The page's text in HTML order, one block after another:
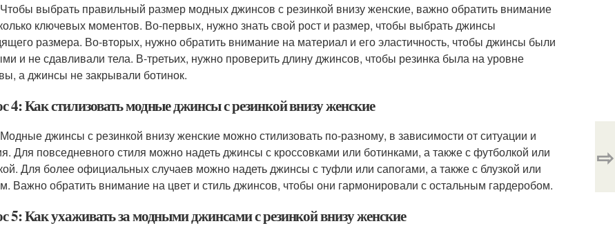
выбрать правильный размер модных джинсов с резинкой внизу женские, важно обратить внимание
ключевых моментов. Во-первых, нужно знать свой рост и размер, чтобы выбрать джинсы
размера. Во-вторых, нужно обратить внимание на материал и его эластичность, чтобы джинсы были
и не сдавливали тела. В-третьих, нужно проверить длину джинсов, чтобы резинка была на уровне
а джинсы не закрывали ботинок.
4: Как стилизовать модные джинсы с резинкой внизу женские
джинсы с резинкой внизу женские можно стилизовать по-разному, в зависимости от ситуации и
Для повседневного стиля можно надеть джинсы с кроссовками или ботинками, а также с футболкой или
Для более официальных случаев можно надеть джинсы с туфли или сапогами, а также с блузкой или
Важно обратить внимание на цвет и стиль джинсов, чтобы они гармонировали с остальным гардеробом.
5: Как ухаживать за модными джинсами с резинкой внизу женские
⇨